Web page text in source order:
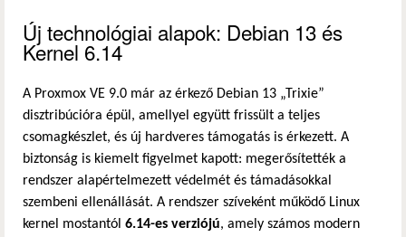
Új technológiai alapok: Debian 13 és
Kernel 6.14
A Proxmox VE 9.0 már az érkező Debian 13 „Trixie”
disztribúcióra épül, amellyel együtt frissült a teljes
csomagkészlet, és új hardveres támogatás is érkezett. A
biztonság is kiemelt figyelmet kapott: megerősítették a
rendszer alapértelmezett védelmét és támadásokkal
szembeni ellenállását. A rendszer szíveként működő Linux
kernel mostantól 6.14-es verziójú, amely számos modern